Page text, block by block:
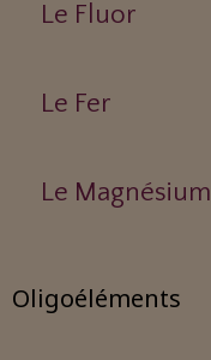
Le Fluor
Le Fer
Le Magnésium
Oligoéléments